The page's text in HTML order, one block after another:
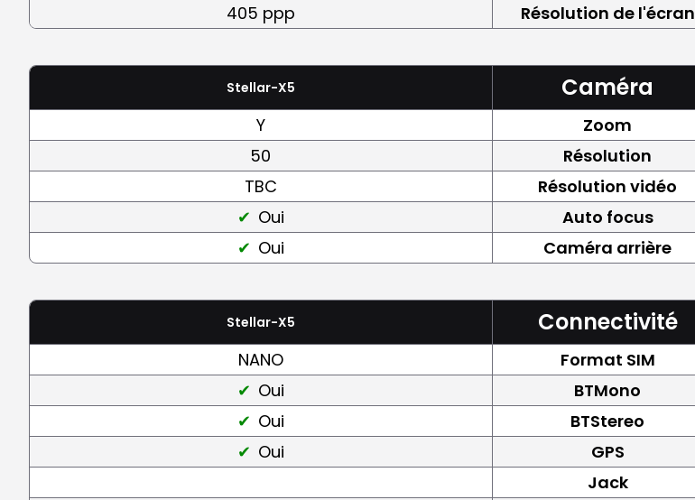
405 ppp
Résolution de l'écran
Stellar-X5 Caméra
Y Zoom
50
Résolution
TBC
Résolution vidéo
Oui
Auto focus
Oui
Caméra arrière
Stellar-X5 Connectivité
NANO Format SIM
Oui
BTMono
Oui
BTStereo
Oui
GPS
Jack